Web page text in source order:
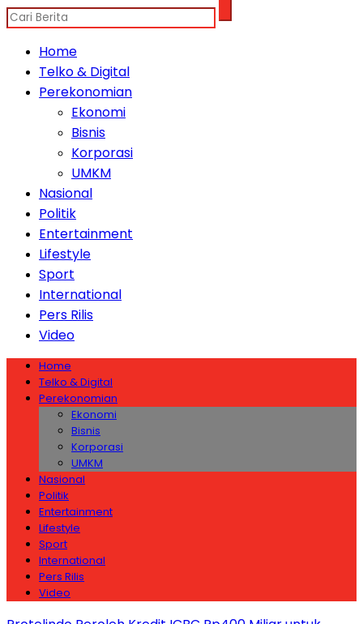
Home
Telko & Digital
Perekonomian
Ekonomi
Bisnis
Korporasi
UMKM
Nasional
Politik
Entertainment
Lifestyle
Sport
International
Pers Rilis
Video
Home
Telko & Digital
Perekonomian
Ekonomi
Bisnis
Korporasi
UMKM
Nasional
Politik
Entertainment
Lifestyle
Sport
International
Pers Rilis
Video